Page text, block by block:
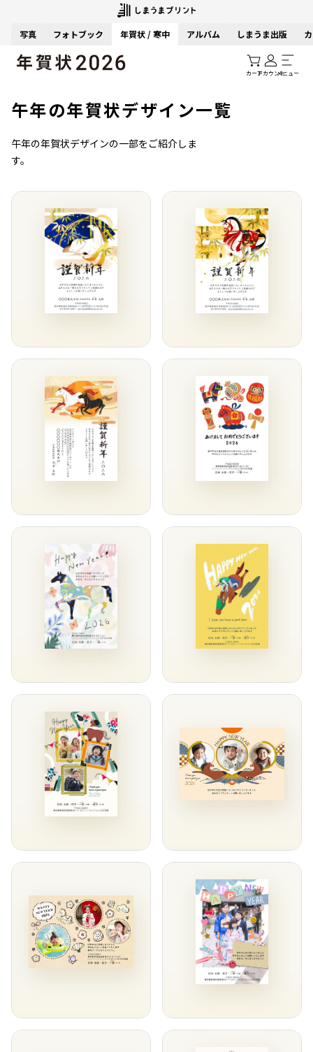
写真 フォトブック 年賀状 / 寒中 アルバム しまうま出版
カートアカウントメニュー
午年の年賀状デザイン一覧
午年の年賀状デザインの一部をご紹介しま
す。